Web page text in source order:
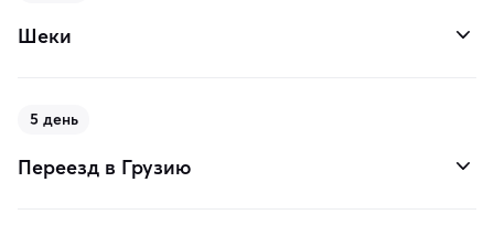
Шеки
5 день
Переезд в Грузию